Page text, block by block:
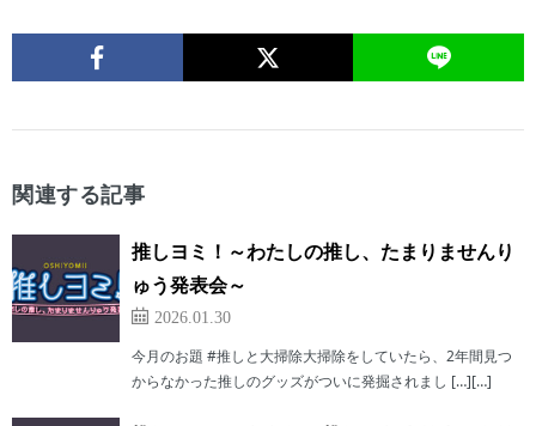
関連する記事
推しヨミ！～わたしの推し、たまりませんり
ゅう発表会～
2026.01.30
今月のお題 #推しと大掃除大掃除をしていたら、2年間見つ
からなかった推しのグッズがついに発掘されまし […][…]